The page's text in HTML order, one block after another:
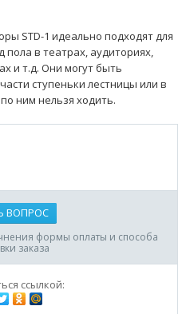
STD-1 идеально подходят для
пола в театрах, аудиториях,
и т.д. Они могут быть
ступеньки лестницы или в
ним нельзя ходить.
ВОПРОС
формы оплаты и способа
заказа
ссылкой: